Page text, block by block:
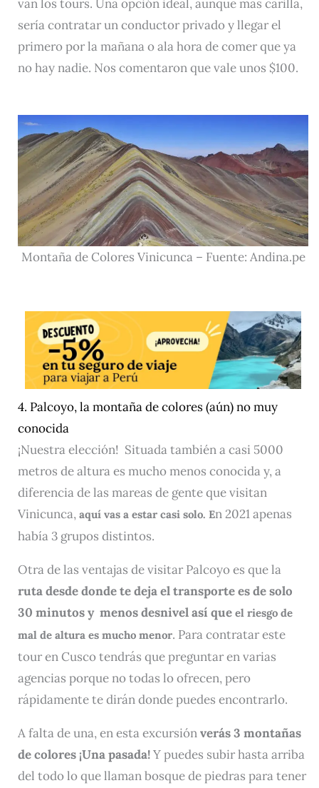
van los tours. Una opción ideal, aunque más carilla,
sería contratar un conductor privado y llegar el
primero por la mañana o ala hora de comer que ya
no hay nadie. Nos comentaron que vale unos $100.
Montaña de Colores Vinicunca – Fuente: Andina.pe
4. Palcoyo, la montaña de colores (aún) no muy
conocida
¡Nuestra elección! Situada también a casi 5000
metros de altura es mucho menos conocida y, a
diferencia de las mareas de gente que visitan
Vinicunca, aquí vas a estar casi solo. En 2021 apenas
había 3 grupos distintos.
Otra de las ventajas de visitar Palcoyo es que la
ruta desde donde te deja el transporte es de solo
30 minutos y menos desnivel así que el riesgo de
mal de altura es mucho menor. Para contratar este
tour en Cusco tendrás que preguntar en varias
agencias porque no todas lo ofrecen, pero
rápidamente te dirán donde puedes encontrarlo.
A falta de una, en esta excursiónverás 3 montañas
de colores ¡Una pasada!Y puedes subir hasta arriba
del todo lo que llaman bosque de piedras para tener